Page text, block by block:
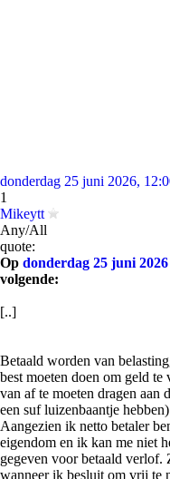
donderdag 25 juni 2026,
1
Mikeytt
Any/All
quote:
Op donderdag 25 juni 2026
volgende:
[..]
Betaald worden van
best moeten doen om geld te
van af te moeten dragen aan
een suf luizenbaantje
Aangezien ik netto betaler
eigendom en ik kan me niet
gegeven voor betaald
wanneer ik besluit om vrij te